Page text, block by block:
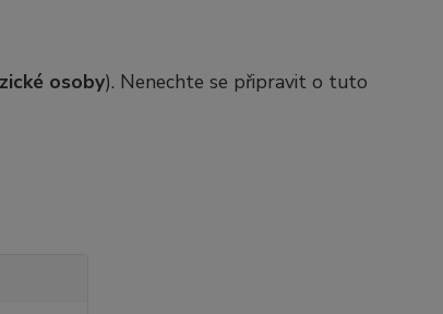
osoby). Nenechte se připravit o tuto